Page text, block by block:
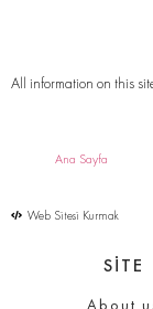
All information on this
Ana Sayfa
Web Sitesi Kurmak
SİTE
About